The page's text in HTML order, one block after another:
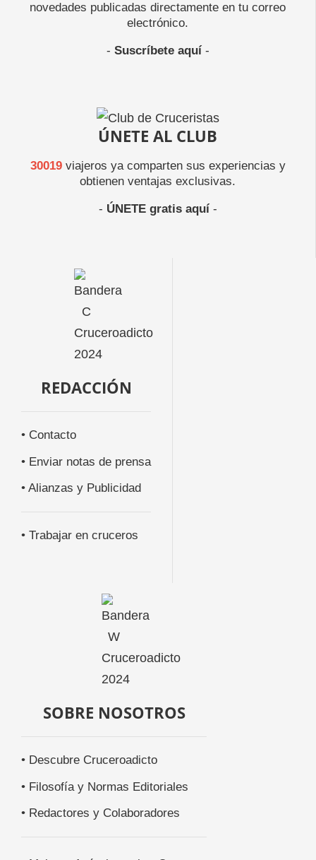
novedades publicadas directamente en tu correo
electrónico.
- Suscríbete aquí-
ÚNETE AL CLUB
30019viajeros ya comparten sus experiencias y
obtienen ventajas exclusivas.
- ÚNETE gratis aquí-
REDACCIÓN
• Contacto
• Enviar notas de prensa
• Alianzas y Publicidad
• Trabajar en cruceros
SOBRE NOSOTROS
• Descubre Cruceroadicto
• Filosofía y Normas Editoriales
• Redactores y Colaboradores